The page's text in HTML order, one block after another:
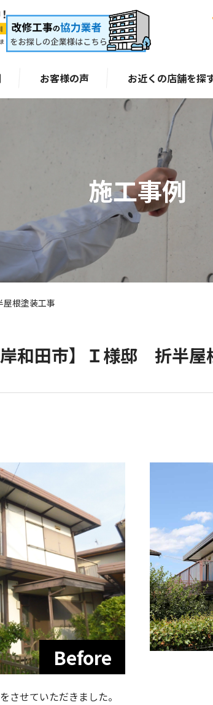
お客様の声 お近くの店舗を探
施工事例
根塗装工事
和田市】Ｉ様邸 折半屋
せていただきました。